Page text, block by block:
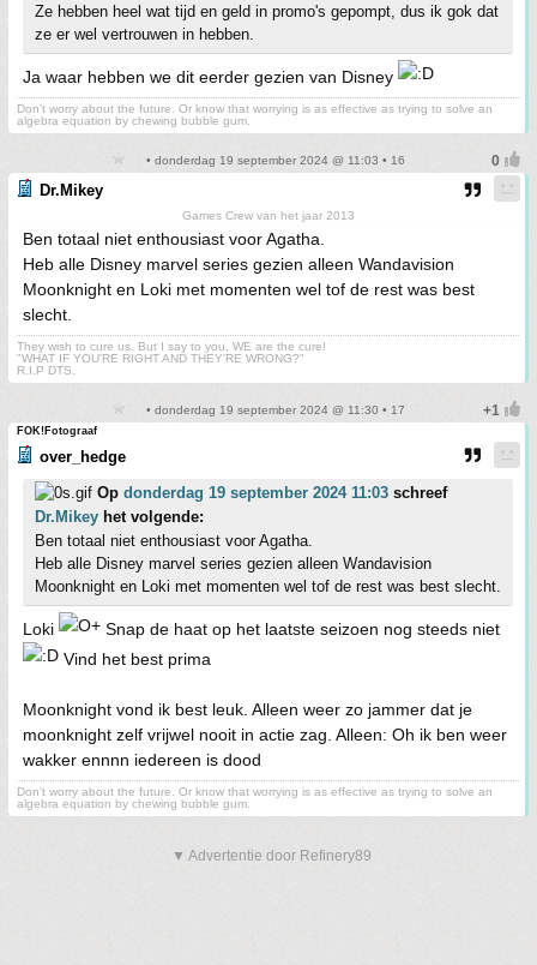
Ze hebben heel wat tijd en geld in promo's gepompt, dus ik gok dat
ze er wel vertrouwen in hebben.
Ja waar hebben we dit eerder gezien van Disney
Don't worry about the future. Or know that worrying is as effective as trying to solve an
algebra equation by chewing bubble gum.
• donderdag 19 september 2024 @ 11:03 • 16
Dr.Mikey
Games Crew van het jaar 2013
Ben totaal niet enthousiast voor Agatha.
Heb alle Disney marvel series gezien alleen Wandavision
Moonknight en Loki met momenten wel tof de rest was best
slecht.
They wish to cure us. But I say to you, WE are the cure!
"WHAT IF YOU'RE RIGHT AND THEY'RE WRONG?"
R.I.P DTS.
• donderdag 19 september 2024 @ 11:30 • 17
FOK!Fotograaf
over_hedge
Op donderdag 19 september 2024 11:03 schreef
Dr.Mikey het volgende:
Ben totaal niet enthousiast voor Agatha.
Heb alle Disney marvel series gezien alleen Wandavision
Moonknight en Loki met momenten wel tof de rest was best slecht.
Loki
Snap de haat op het laatste seizoen nog steeds niet
Vind het best prima
Moonknight vond ik best leuk. Alleen weer zo jammer dat je
moonknight zelf vrijwel nooit in actie zag. Alleen: Oh ik ben weer
wakker ennnn iedereen is dood
Don't worry about the future. Or know that worrying is as effective as trying to solve an
algebra equation by chewing bubble gum.
▼ Advertentie door Refinery89